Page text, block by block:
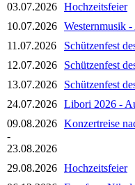
03.07.2026 Hochzeitsfeier
10.07.2026 Westernmusik
11.07.2026
Schützenfest
12.07.2026
Schützenfest
13.07.2026
Schützenfest
24.07.2026 Libori 2026 -
09.08.2026
-
23.08.2026
Konzertreise
29.08.2026 Hochzeitsfeier